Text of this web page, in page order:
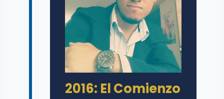
2016: El Comienzo